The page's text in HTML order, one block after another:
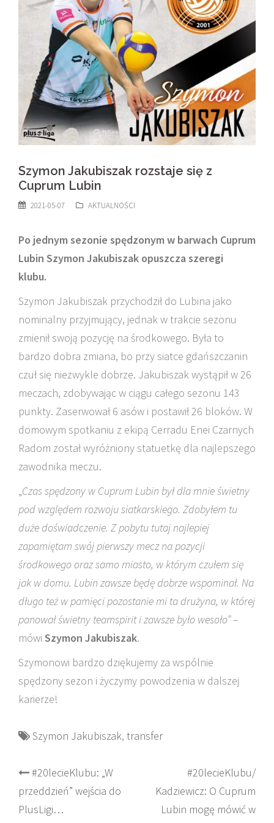
Szymon Jakubiszak rozstaje się z
Cuprum Lubin
2021-05-07 AKTUALNOŚCI
Po jednym sezonie spędzonym w barwach Cuprum
Lubin Szymon Jakubiszak opuszcza szeregi
klubu.
Szymon Jakubiszak przychodził do Lubina jako
nominalny przyjmujący, jednak w trakcie sezonu
zmienił swoją pozycję na środkowego. Była to
bardzo dobra zmiana, bo przy siatce gdańszczanin
czuł się niezwykle dobrze. Jakubiszak wystąpił w 26
meczach, zdobywając w ciągu całego sezonu 143
punkty. Zaserwował 6 asów i postawił 26 bloków. W
domowym spotkaniu z ekipą Cerradu Enei Czarnych
Radom został wyróżniony statuetkę dla najlepszego
zawodnika meczu.
„Czas spędzony w Cuprum Lubin był dla mnie świetny
pod względem rozwoju siatkarskiego. Zdobyłem tu
duże doświadczenie. Z pobytu tutaj najlepiej
zapamiętam swój pierwszy mecz na pozycji
środkowego oraz samo miasto, w którym czułem się
jak w domu. Lubin zawsze będę dobrze wspominał. Na
długo też w pamięci pozostanie mi ta drużyna, w której
panował świetny teamspirit i zawsze było wesoło”–
mówi Szymon Jakubiszak.
Szymonowi bardzo dziękujemy za wspólnie
spędzony sezon i życzymy powodzenia w dalszej
karierze!
Szymon Jakubiszak, transfer
Post
navigation
#20lecieKlubu: „W
przeddzień” wejścia do
PlusLigi…
#20lecieKlubu/
Kadziewicz: O Cuprum
Lubin mogę mówić w